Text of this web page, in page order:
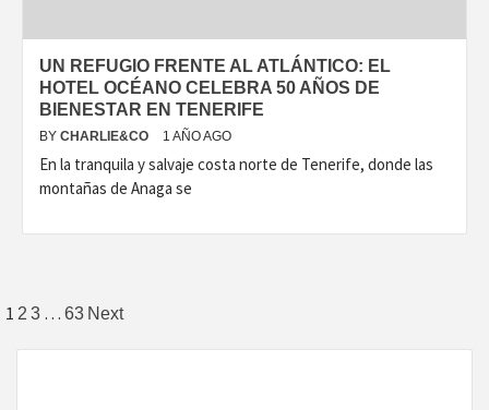
UN REFUGIO FRENTE AL ATLÁNTICO: EL
HOTEL OCÉANO CELEBRA 50 AÑOS DE
BIENESTAR EN TENERIFE
BY CHARLIE&CO 1 AÑO AGO
En la tranquila y salvaje costa norte de Tenerife, donde las
montañas de Anaga se
Paginación
de
1 2 3 … 63 Next